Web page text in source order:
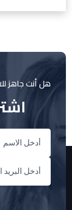
هل أنت جاهز